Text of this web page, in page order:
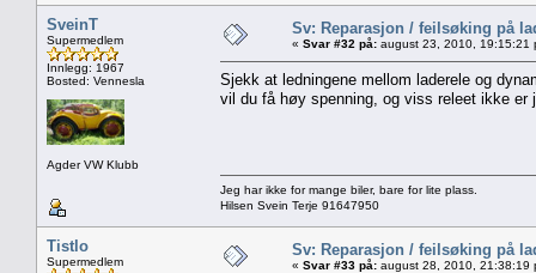
SveinT
Supermedlem
Innlegg: 1967
Bosted: Vennesla
Agder VW Klubb
Sv: Reparasjon / feilsøking på
« Svar #32 på: august 23, 2010, 19:15:21
Sjekk at ledningene mellom laderele og
vil du få høy spenning, og viss releet ikke er
Jeg har ikke for mange biler, bare for lite plass.
Hilsen Svein Terje 91647950
Tistlo
Supermedlem
Sv: Reparasjon / feilsøking på
« Svar #33 på: august 28, 2010, 21:38:19